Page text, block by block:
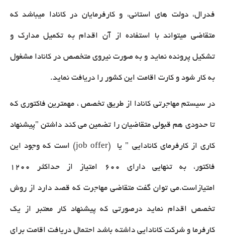
فدرال، دولت های استانی، و کارفرمایان در کانادا میباشد که
متقاضی میتواند با استفاده از آن اقدام به تکمیل مدارک و
تشکیل پرونده نماید و به صورت نیروی متخصص در کانادا مشغول
به کار شود و کارت اقامت این کشور را دریافت نماید.
در سیستم مهاجرتی کانادا از طریق تخصص ، مهمترین فاکتوری که
تا حدودی هم قبولی متقاضیان را تضمین می کند داشتن "پیشنهاد
کاری از کارفرمای کانادایی " یا (job offer) است که وجود این
فاکتور، به تنهایی دارای 600 امتیاز از حداکثر 1200
امتیازاست.می توان گفت متقاضی مهاجرت که قصد دارد از روش
تخصص اقدام نماید درصورتی که پیشنهاد کار معتبر از یک
کارفرما و شرکت کانادایی داشته باشد احتمال دریافت اقامت برای